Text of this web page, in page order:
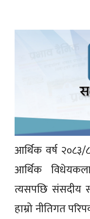
आर्थिक वर्ष
आर्थिक
त्यसपछि संसदीय
हाम्रो नीतिगत